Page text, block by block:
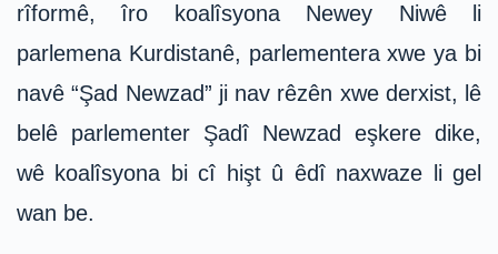
rîformê, îro koalîsyona Newey Niwê li
parlemena Kurdistanê, parlementera xwe ya bi
navê “Şad Newzad” ji nav rêzên xwe derxist, lê
belê parlementer Şadî Newzad eşkere dike,
wê koalîsyona bi cî hişt û êdî naxwaze li gel
wan be.